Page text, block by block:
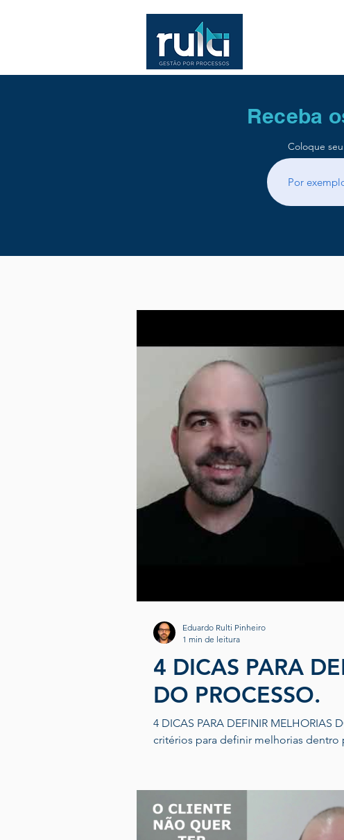
Receba
Coloque
4 DICAS PARA
DO PROCESSO.
4 DICAS PARA DEFINIR MELHORIAS DO PROCESSO.
Eduardo Rulti Pinheiro
1 min de leitura